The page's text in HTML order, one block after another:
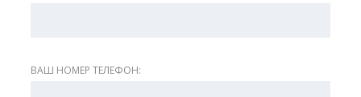
ВАШ НОМЕР ТЕЛЕФОН: